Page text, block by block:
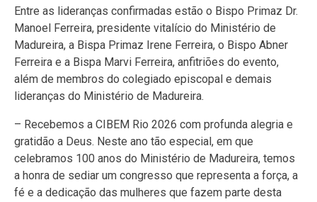
Entre as lideranças confirmadas estão o Bispo Primaz Dr.
Manoel Ferreira, presidente vitalício do Ministério de
Madureira, a Bispa Primaz Irene Ferreira, o Bispo Abner
Ferreira e a Bispa Marvi Ferreira, anfitriões do evento,
além de membros do colegiado episcopal e demais
lideranças do Ministério de Madureira.
– Recebemos a CIBEM Rio 2026 com profunda alegria e
gratidão a Deus. Neste ano tão especial, em que
celebramos 100 anos do Ministério de Madureira, temos
a honra de sediar um congresso que representa a força, a
fé e a dedicação das mulheres que fazem parte desta